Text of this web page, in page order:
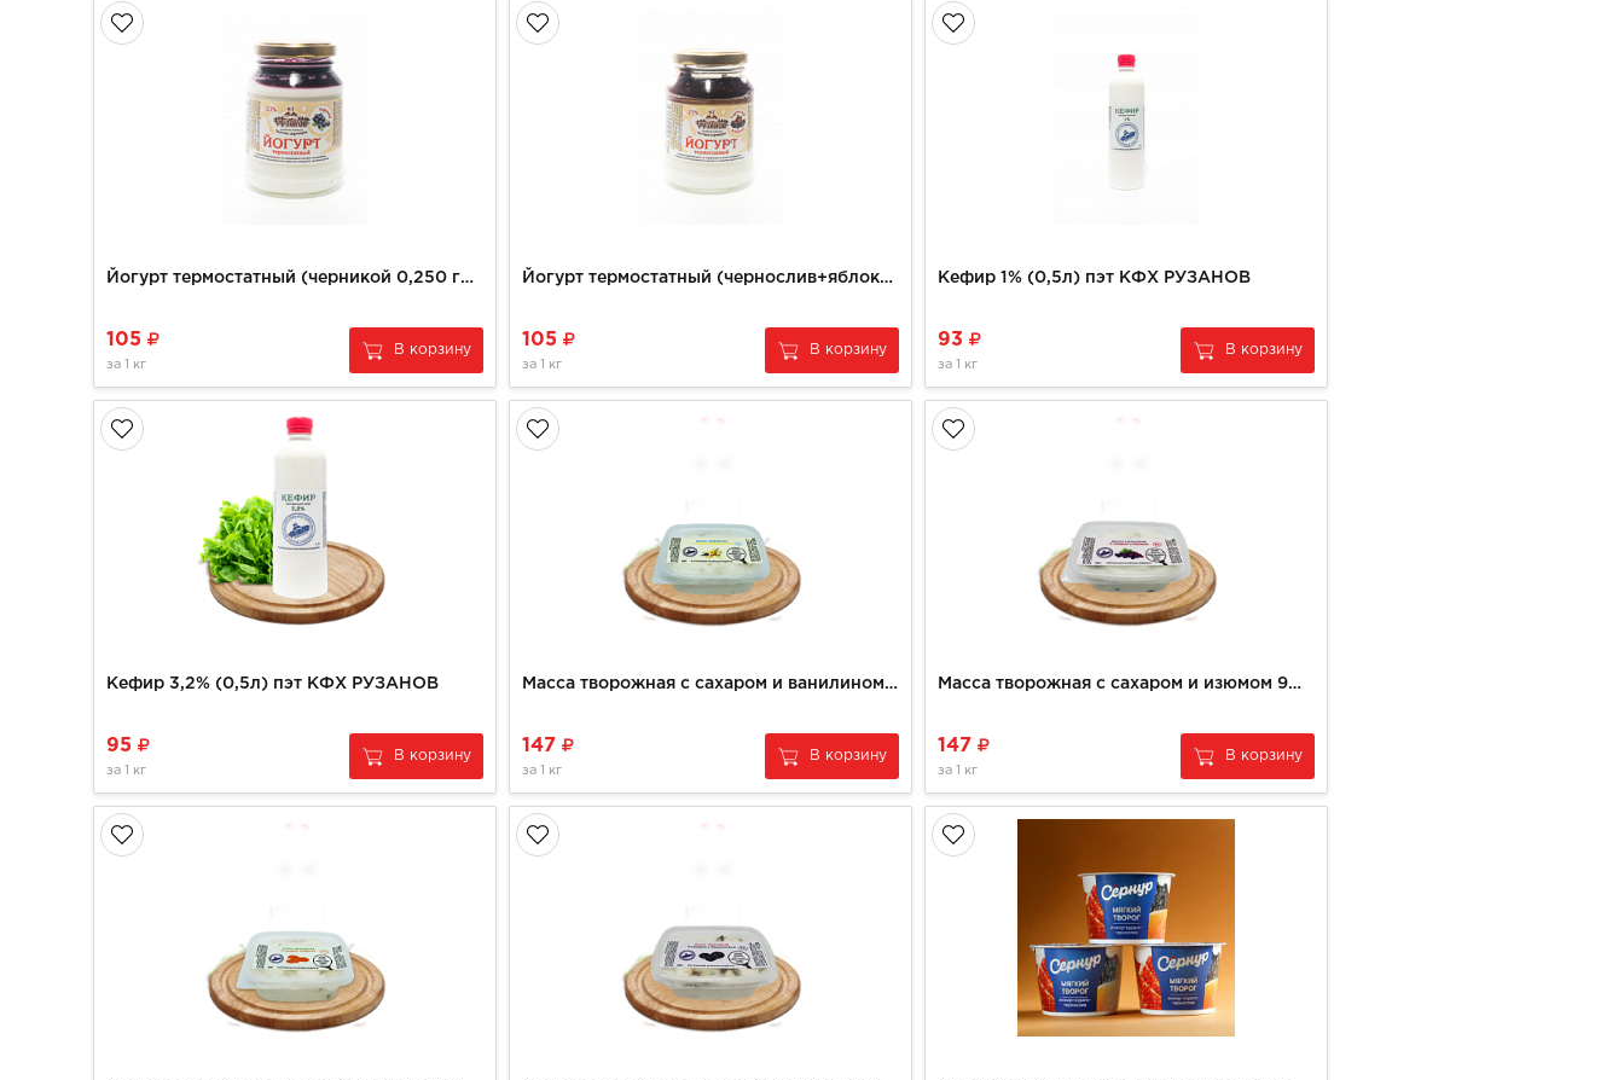
Йогурт термостатный (черникой 0,250 гр) КФХ РУЗАНОВ
105
за 1 кг
В корзину
Йогурт термостатный (чернослив+яблоко 0,250 гр) КФХ РУЗАНОВ
105
за 1 кг
В корзину
Кефир 1% (0,5л) пэт КФХ РУЗАНОВ
93
за 1 кг
В корзину
Кефир 3,2% (0,5л) пэт КФХ РУЗАНОВ
95
за 1 кг
В корзину
Масса творожная с сахаром и ванилином 9% (200гр)
147
за 1 кг
В корзину
Масса творожная с сахаром и изюмом 9% (200гр)
147
за 1 кг
В корзину